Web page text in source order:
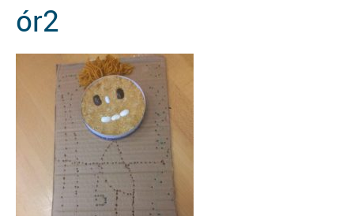
ór2